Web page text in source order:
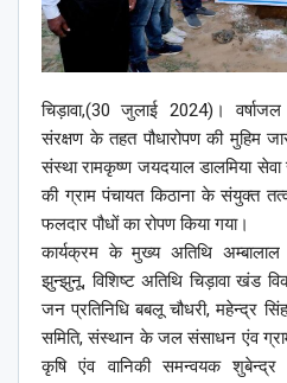
चिड़ावा,(30 जुलाई 2024)।
संरक्षण के तहत पौधारोपण की मुहिम
संस्था रामकृष्ण जयदयाल डालमिया सेवा
की ग्राम पंचायत किठाना के संयुक्त
फलदार पौधों का रोपण किया गया।
कार्यक्रम के मुख्य अतिथि अम्बालाल
झुन्झुनू, विशिष्ट अतिथि चिड़ावा खंड
जन प्रतिनिधि बबलू चौधरी, महेन्द्र
समिति, संस्थान के जल संसाधन एंव
कृषि एंव वानिकी समन्वयक